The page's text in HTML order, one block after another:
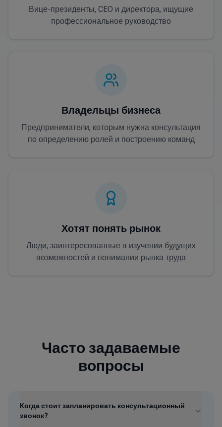
Вице-президенты, CEO и директора, ищущие
профессиональное руководство
Владельцы бизнеса
Предприниматели, которым нужна консультация
по определению ролей и построению команд
Хотят понять рынок
Люди, заинтересованные в изучении будущих
возможностей и понимании рынка труда
Часто задаваемые
вопросы
Когда стоит запланировать консультационный
звонок?